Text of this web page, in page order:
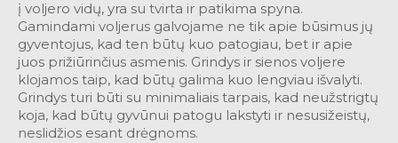
į voljero vidų, yra su tvirta ir patikima spyna.
Gamindami voljerus galvojame ne tik apie būsimus jų
gyventojus, kad ten būtų kuo patogiau, bet ir apie
juos prižiūrinčius asmenis. Grindys ir sienos voljere
klojamos taip, kad būtų galima kuo lengviau išvalyti.
Grindys turi būti su minimaliais tarpais, kad neužstrigtų
koja, kad būtų gyvūnui patogu lakstyti ir nesusižeistų,
neslidžios esant drėgnoms.